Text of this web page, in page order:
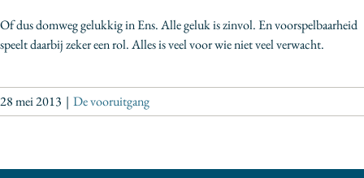
Of dus domweg gelukkig in Ens. Alle geluk is zinvol. En voorspelbaarheid
speelt daarbij zeker een rol. Alles is veel voor wie niet veel verwacht.
28 mei 2013 | De vooruitgang